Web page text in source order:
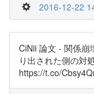
2016-12-22
CiNii 論文 - 関係崩
り出された側の対
https://t.co/